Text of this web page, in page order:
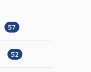
57
52